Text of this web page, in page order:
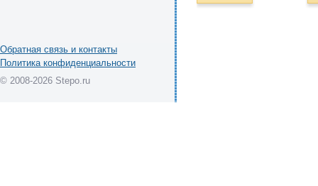
Обратная связь и контакты
Политика конфиденциальности
© 2008-2026 Stepo.ru